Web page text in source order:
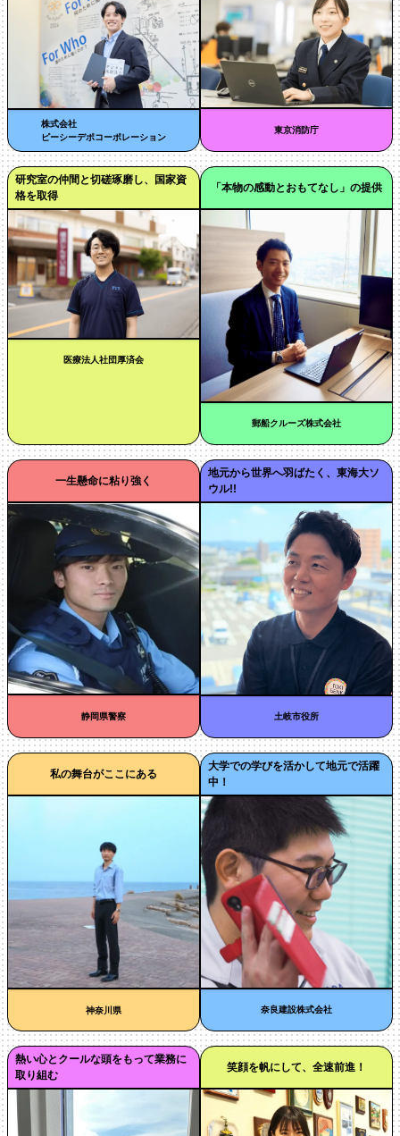
株式会社
ピーシーデポコーポレーション
東京消防庁
研究室の仲間と切磋琢磨し、国家資
格を取得
医療法人社団厚済会
「本物の感動とおもてなし」の提供
郵船クルーズ株式会社
一生懸命に粘り強く
静岡県警察
地元から世界へ羽ばたく、東海大ソ
ウル!!
土岐市役所
私の舞台がここにある
神奈川県
大学での学びを活かして地元で活躍
中！
奈良建設株式会社
熱い心とクールな頭をもって業務に
取り組む
笑顔を帆にして、全速前進！